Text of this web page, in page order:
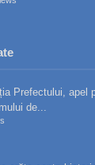
Prefectului, apel
de...